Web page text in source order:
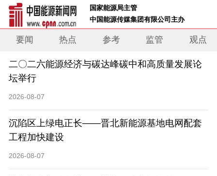
国家能源局主管
中国能源传媒集团有限公司主办
要闻 热点 参考 监管 观点
二〇二六能源经济与碳达峰碳中和高质量发展论
坛举行
2026-08-07
沉陷区上绿电正长——晋北新能源基地电网配套
工程加快建设
2026-08-07